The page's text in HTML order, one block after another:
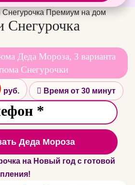
Снегурочка
Деда Мороза, 3 варианта
Снегурочки
руб. Время от 30 минут
Деда Мороза
на Новый год с готовой